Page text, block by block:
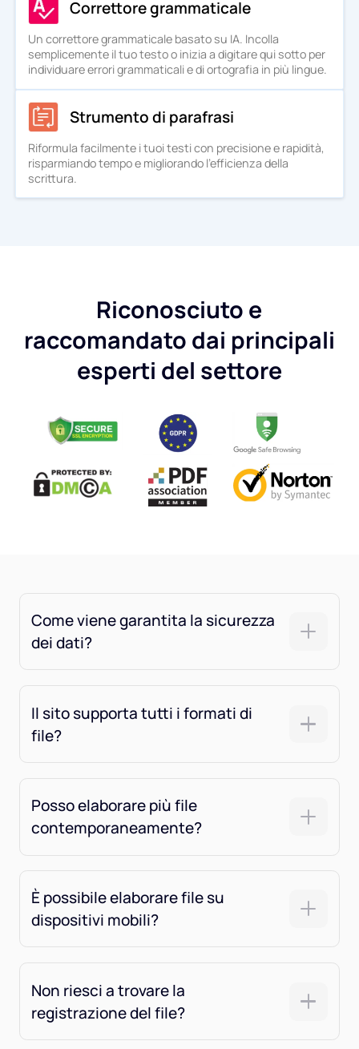
Correttore grammaticale
Un correttore grammaticale basato su IA. Incolla
semplicemente il tuo testo o inizia a digitare qui sotto per
individuare errori grammaticali e di ortografia in più lingue.
Strumento di parafrasi
Riformula facilmente i tuoi testi con precisione e rapidità,
risparmiando tempo e migliorando l'efficienza della
scrittura.
Riconosciuto e
raccomandato dai principali
esperti del settore
Come viene garantita la sicurezza
dei dati?
Il sito supporta tutti i formati di
file?
Posso elaborare più file
contemporaneamente?
È possibile elaborare file su
dispositivi mobili?
Non riesci a trovare la
registrazione del file?